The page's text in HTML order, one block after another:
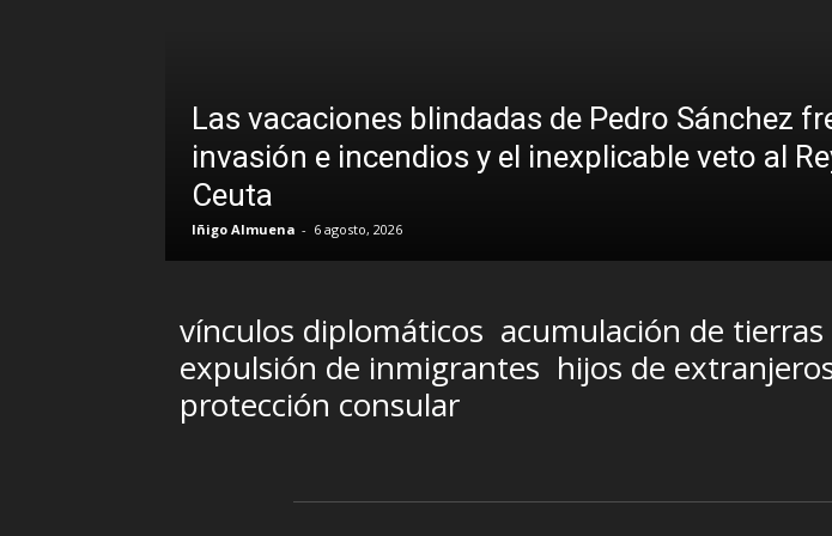
Las vacaciones blindadas de Pedro Sánchez
invasión e incendios y el inexplicable veto al
Ceuta
Iñigo Almuena - 6 agosto, 2026
vínculos diplomáticos acumulación de tierras
expulsión de inmigrantes hijos de
protección consular